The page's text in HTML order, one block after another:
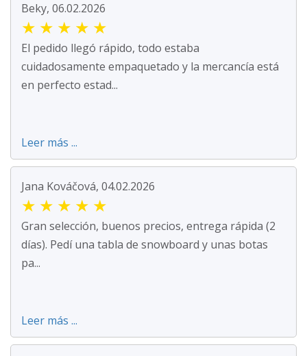
Beky, 06.02.2026
★ ★ ★ ★ ★
El pedido llegó rápido, todo estaba
cuidadosamente empaquetado y la mercancía está
en perfecto estad...
Leer más ...
Jana Kováčová, 04.02.2026
★ ★ ★ ★ ★
Gran selección, buenos precios, entrega rápida (2
días). Pedí una tabla de snowboard y unas botas
pa...
Leer más ...